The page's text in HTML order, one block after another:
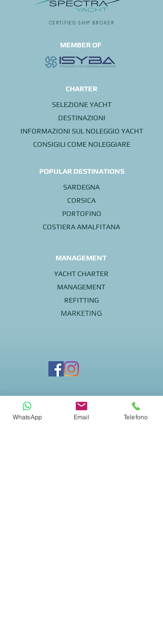
CERTIFIED SHIP BROKER
MEMBER OF
CHARTER
SELEZIONE YACHT
DESTINAZIONI
INFORMAZIONI SUL NOLEGGIO YACHT
CONSIGILI COME NOLEGGIARE
POPULAR DESTINATIONS
SARDEGNA
CORSICA
PORTOFINO
COSTIERA AMALFITANA
MANAGEMENT
YACHT CHARTER
MANAGEMENT
REFITTING
MARKETING
Inviaci una Richiesta
WhatsApp Email Telefono